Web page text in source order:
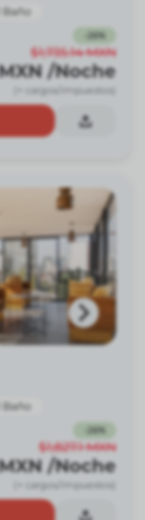
Baño
26%
$1,735.14 MXN
/Noche
(+ cargos/impuestos)
Baño
26%
$1,827.1 MXN
/Noche
(+ cargos/impuestos)